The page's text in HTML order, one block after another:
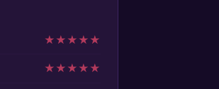
★ ★ ★ ★ ★
★ ★ ★ ★ ★